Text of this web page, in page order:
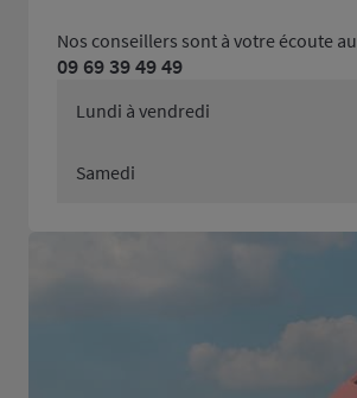
Nos conseillers sont à votre écoute au
09 69 39 49 49
Lundi à vendredi
Samedi